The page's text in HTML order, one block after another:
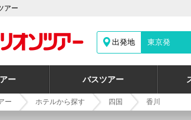
アー
出発地 東京発
ー バスツアー
ー ホテルから探す 四国 香川